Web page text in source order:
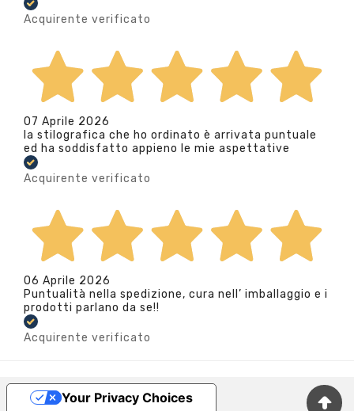
Acquirente verificato
07 Aprile 2026
la stilografica che ho ordinato è arrivata puntuale
ed ha soddisfatto appieno le mie aspettative
Acquirente verificato
06 Aprile 2026
Puntualità nella spedizione, cura nell’ imballaggio e i
prodotti parlano da se!!
Acquirente verificato
Your Privacy Choices